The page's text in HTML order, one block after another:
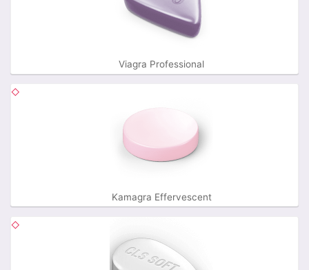
Viagra Professional
Kamagra Effervescent